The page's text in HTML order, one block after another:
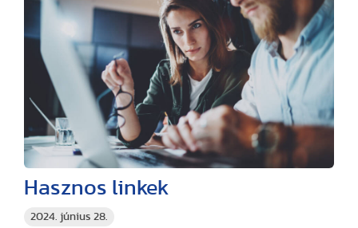
2024. június 28.
Hasznos linkek